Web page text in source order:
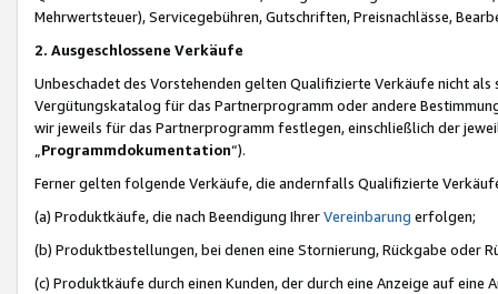
Mehrwertsteuer), Servicegebühren, Gutschriften, Preisnachlässe,
2. Ausgeschlossene Verkäufe
Unbeschadet des Vorstehenden gelten Qualifizierte Verkäufe nicht
Vergütungskatalog für das Partnerprogramm oder andere
wir jeweils für das Partnerprogramm festlegen, einschließlich der
Programmdokumentation“).
Ferner gelten folgende Verkäufe, die andernfalls Qualifizierte
(a) Produktkäufe, die nach Beendigung IhrerVereinbarung erfolgen;
(b) Produktbestellungen, bei denen eine Stornierung, Rückgabe oder
(c) Produktkäufe durch einen Kunden, der durch eine Anzeige auf